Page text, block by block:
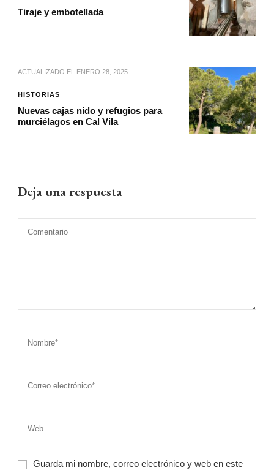
Tiraje y embotellada
ACTUALIZADO EL ENERO 28, 2025
HISTORIAS
Nuevas cajas nido y refugios para
murciélagos en Cal Vila
Deja una respuesta
Guarda mi nombre, correo electrónico y web en este